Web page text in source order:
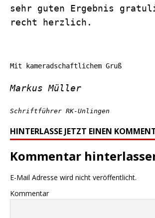
sehr guten Ergebnis
recht herzlich.
Mit kameradschaftlichem Gruß
Markus Müller
Schriftführer RK-Unlingen
HINTERLASSE JETZT EINEN
Kommentar
E-Mail Adresse wird nicht veröffentlicht.
Kommentar